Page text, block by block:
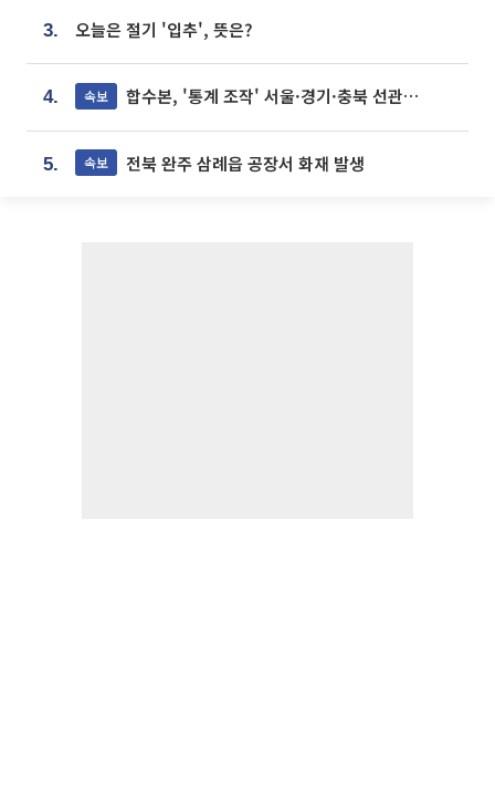
3. 오늘은 절기 '입추', 뜻은?
4. 속보 합수본, '통계 조작' 서울·경기·충북 선관위 등 추가 압수수색
5. 속보 전북 완주 삼례읍 공장서 화재 발생